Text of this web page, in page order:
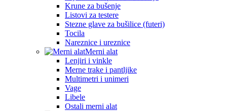
Krune za bušenje
Listovi za testere
Stezne glave za bušilice (futeri)
Tocila
Nareznice i ureznice
Merni alat
Lenjiri i vinkle
Merne trake i pantljike
Multimetri i unimeri
Vage
Libele
Ostali merni alat